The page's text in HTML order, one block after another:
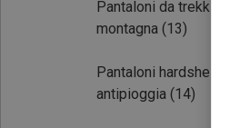
Pantaloni da trekking in
montagna (13)
Pantaloni hardshell e
antipioggia (14)